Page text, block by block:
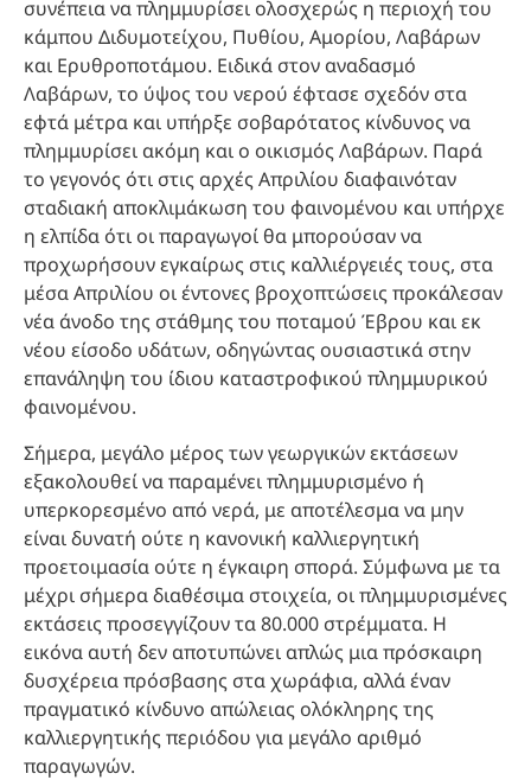
συνέπεια να πλημμυρίσει ολοσχερώς η περιοχή του
κάμπου Διδυμοτείχου, Πυθίου, Αμορίου, Λαβάρων
και Ερυθροποτάμου. Ειδικά στον αναδασμό
Λαβάρων, το ύψος του νερού έφτασε σχεδόν στα
εφτά μέτρα και υπήρξε σοβαρότατος κίνδυνος να
πλημμυρίσει ακόμη και ο οικισμός Λαβάρων. Παρά
το γεγονός ότι στις αρχές Απριλίου διαφαινόταν
σταδιακή αποκλιμάκωση του φαινομένου και υπήρχε
η ελπίδα ότι οι παραγωγοί θα μπορούσαν να
προχωρήσουν εγκαίρως στις καλλιέργειές τους, στα
μέσα Απριλίου οι έντονες βροχοπτώσεις προκάλεσαν
νέα άνοδο της στάθμης του ποταμού Έβρου και εκ
νέου είσοδο υδάτων, οδηγώντας ουσιαστικά στην
επανάληψη του ίδιου καταστροφικού πλημμυρικού
φαινομένου.
Σήμερα, μεγάλο μέρος των γεωργικών εκτάσεων
εξακολουθεί να παραμένει πλημμυρισμένο ή
υπερκορεσμένο από νερά, με αποτέλεσμα να μην
είναι δυνατή ούτε η κανονική καλλιεργητική
προετοιμασία ούτε η έγκαιρη σπορά. Σύμφωνα με τα
μέχρι σήμερα διαθέσιμα στοιχεία, οι πλημμυρισμένες
εκτάσεις προσεγγίζουν τα 80.000 στρέμματα. Η
εικόνα αυτή δεν αποτυπώνει απλώς μια πρόσκαιρη
δυσχέρεια πρόσβασης στα χωράφια, αλλά έναν
πραγματικό κίνδυνο απώλειας ολόκληρης της
καλλιεργητικής περιόδου για μεγάλο αριθμό
παραγωγών.